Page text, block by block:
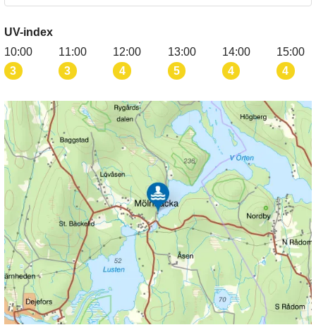
UV-index
10:00
3
11:00
3
12:00
4
13:00
5
14:00
4
15:00
4